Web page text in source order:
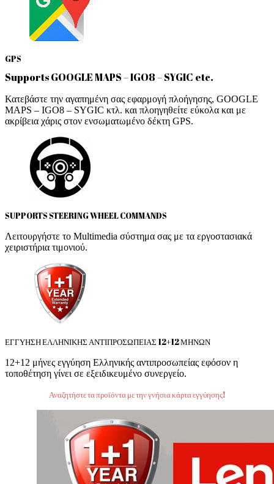
GPS
Supports GOOGLE MAPS – IGO8 – SYGIC etc.
Κατεβάστε την αγαπημένη σας εφαρμογή πλοήγησης, GOOGLE
MAPS – IGO8 – SYGIC κτλ. και πλοηγηθείτε εύκολα και με
ακρίβεια χάρις στον ενσωματωμένο δέκτη GPS.
SUPPORTS STEERING WHEEL COMMANDS
Λειτουργήστε το Multimedia σύστημα σας με τα εργοστασιακά
χειριστήρια τιμονιού.
ΕΓΓΥΗΣΗ ΕΛΛΗΝΙΚΗΣ ΑΝΤΙΠΡΟΣΩΠΕΙΑΣ 12+12 ΜΗΝΩΝ
12+12 μήνες εγγύηση Ελληνικής αντιπροσωπείας εφόσον η
τοποθέτηση γίνει σε εξειδικευμένο συνεργείο.
Αναζητήστε τα προϊόντα με την γνήσια κάρτα εγγύησης!